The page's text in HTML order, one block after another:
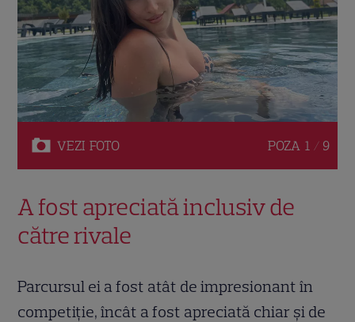
VEZI FOTO POZA 1 / 9
A fost apreciată inclusiv de
către rivale
Parcursul ei a fost atât de impresionant în
competiție, încât a fost apreciată chiar și de